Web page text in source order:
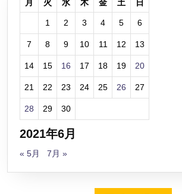
2021年6月
月 火 水 木 金 土 日
1 2 3 4 5 6
7 8 9 10 11 12 13
14 15 16 17 18 19 20
21 22 23 24 25 26 27
28 29 30
« 5月 7月 »